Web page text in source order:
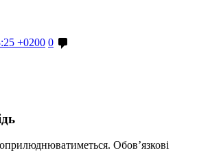
+0200 0
Обов’язкові